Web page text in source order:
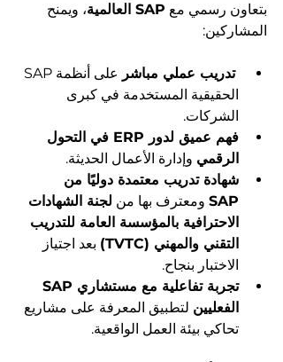
بتعاون رسمي مع SAP العالمية
، ويمنح
المشاركين:
تدريب عملي مباشر
الحقيقية المستخدمة في كبرى
الشركات.
فهم عميق لدور ERP في التحول
الرقمي وإدارة الأعمال الحديثة.
شهادة تدريب معتمدة دوليًا من
SAP ومعترف بها من لجنة الشهادات
الاحترافية بالمؤسسة العامة للتدريب
التقني والمهني (TVTC)
بعد اجتياز
الاختبار بنجاح.
الفعليين لتطبيق المعرفة على مشاريع
تحاكي بيئة العمل الواقعية.